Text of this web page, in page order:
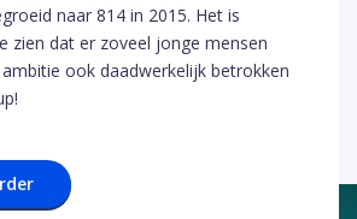
naar 814 in 2015. Het is
zien dat er zoveel jonge mensen
ook daadwerkelijk betrokken